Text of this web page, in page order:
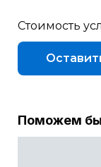
Стоимость
Поможем